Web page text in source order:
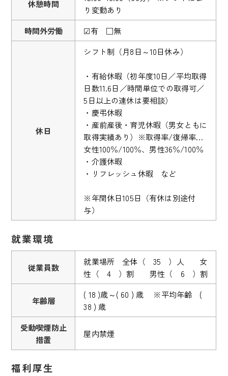
休憩時間
り変動あり
時間外労働
☑有 □無
休日
シフト制（月8日～10日休み）
・有給休暇（初年度10日／平均取得
日数11.6日／時間単位での取得可／
5日以上の連休は要相談）
・慶弔休暇
・産前産後・育児休暇（男女ともに
取得実績あり）※取得率/復帰率…
女性100％/100％、男性36％/100％
・介護休暇
・リフレッシュ休暇 など
※年間休日105日（有休は別途付
与）
就業環境
従業員数
就業場所 全体（ 35 ）人 女
性（ 4 ）割 男性（ 6 ）割
年齢層
( 18 )歳～( 60 ) 歳 ※平均年齢 (
38 ) 歳
受動喫煙防止
措置
屋内禁煙
福利厚生